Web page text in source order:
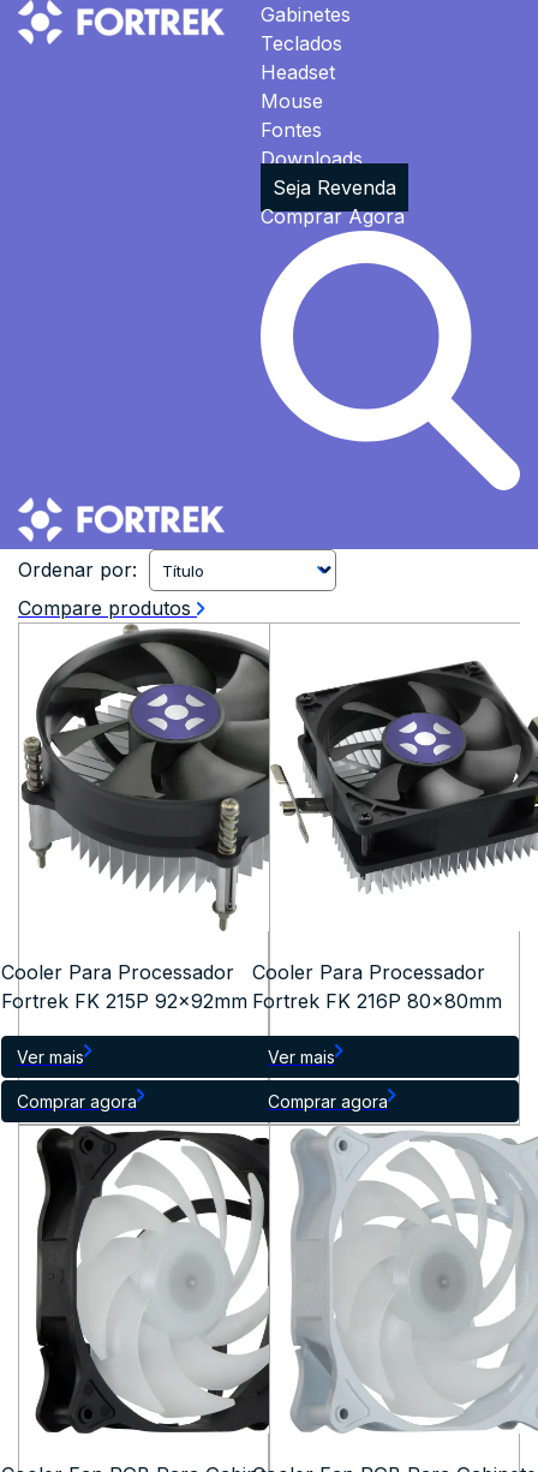
Gabinetes
Teclados
Headset
Mouse
Fontes
Downloads
Seja Revenda
Comprar Agora
Ordenar por:
Compare produtos
Cooler Para Processador
Fortrek FK 215P 92x92mm
Ver mais
Comprar agora
Cooler Para Processador
Fortrek FK 216P 80x80mm
Ver mais
Comprar agora